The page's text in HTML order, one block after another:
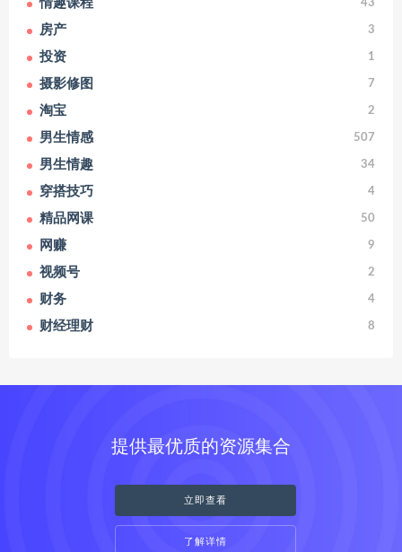
情趣课程 43
房产 3
投资 1
摄影修图 7
淘宝 2
男生情感 507
男生情趣 34
穿搭技巧 4
精品网课 50
网赚 9
视频号 2
财务 4
财经理财 8
提供最优质的资源集合
立即查看
了解详情